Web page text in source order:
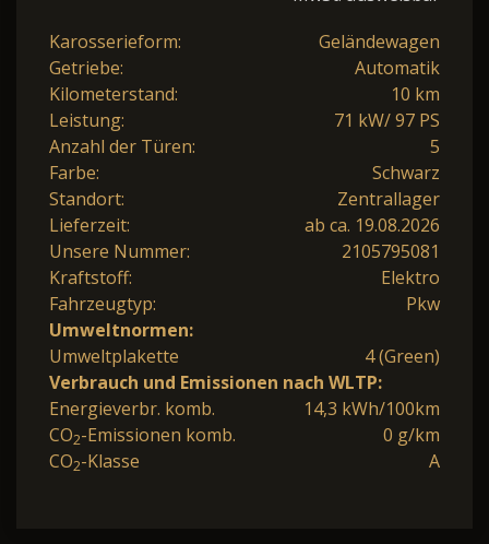
Karosserieform:
Geländewagen
Getriebe:
Automatik
Kilometerstand:
10 km
Leistung:
71 kW/ 97 PS
Anzahl der Türen:
5
Farbe:
Schwarz
Standort:
Zentrallager
Lieferzeit:
ab ca. 19.08.2026
Unsere Nummer:
2105795081
Kraftstoff:
Elektro
Fahrzeugtyp:
Pkw
Umweltnormen:
Umweltplakette
4 (Green)
Verbrauch und Emissionen nach WLTP:
Energieverbr. komb.
14,3 kWh/100km
CO2-Emissionen komb.
0 g/km
CO2-Klasse A